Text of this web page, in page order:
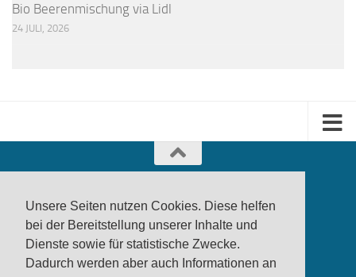
Unsere Seiten nutzen Cookies. Diese helfen
bei der Bereitstellung unserer Inhalte und
Dienste sowie für statistische Zwecke.
Dadurch werden aber auch Informationen an
Bio Beerenmischung via Lidl
24 JULI, 2026
produktwarnung.eu - 2007-2026
Made in Gerstetten |Medienzentrum Gerstetten